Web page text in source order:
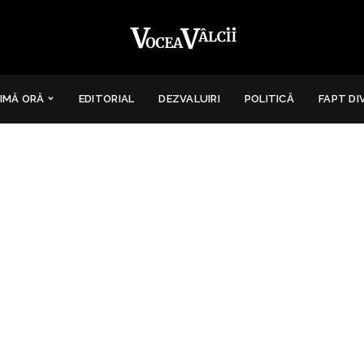
ORĂ EDITORIAL DEZVALUIRI POLITICĂ FAPT